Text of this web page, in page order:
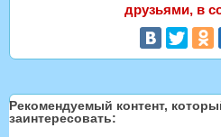
друзьями, в
Рекомендуемый контент,
заинтересовать: